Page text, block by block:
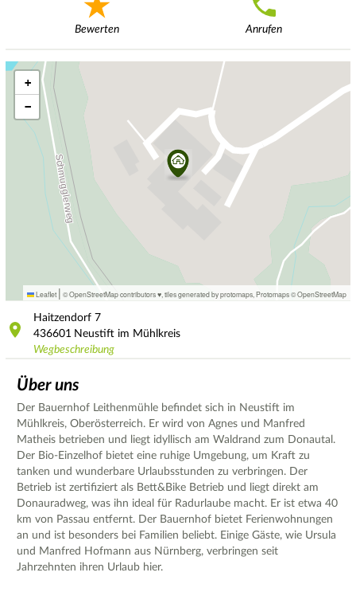
Bewerten Anrufen
+
−
Leaflet | © OpenStreetMap contributors ♥, tiles generated by protomaps Protomaps©OpenStreetMap
Haitzendorf 7
436601
Neustift im Mühlkreis
Wegbeschreibung
Über uns
Der Bauernhof Leithenmühle befindet sich in Neustift im
Mühlkreis, Oberösterreich. Er wird von Agnes und Manfred
Matheis betrieben und liegt idyllisch am Waldrand zum Donautal.
Der Bio-Einzelhof bietet eine ruhige Umgebung, um Kraft zu
tanken und wunderbare Urlaubsstunden zu verbringen. Der
Betrieb ist zertifiziert als Bett&Bike Betrieb und liegt direkt am
Donauradweg, was ihn ideal für Radurlaube macht. Er ist etwa 40
km von Passau entfernt. Der Bauernhof bietet Ferienwohnungen
an und ist besonders bei Familien beliebt. Einige Gäste, wie Ursula
und Manfred Hofmann aus Nürnberg, verbringen seit
Jahrzehnten ihren Urlaub hier.